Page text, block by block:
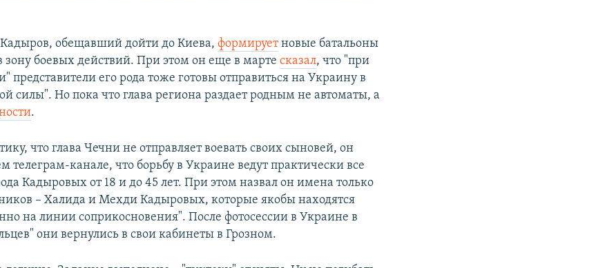
обещавший дойти до Киева,формируетновые батальоны
зону боевых действий. При этом он еще в мартесказал, что "при
представители его рода тоже готовы отправиться на Украину в
силы". Но пока что глава региона раздает родным не автоматы, а
.
что глава Чечни не отправляет воевать своих сыновей, он
телеграм-канале, что борьбу в Украине ведут практически все
Кадыровых от 18 и до 45 лет. При этом назвал он имена только
– Халида и Мехди Кадыровых, которые якобы находятся
на линии соприкосновения". После фотосессии в Украине в
они вернулись в свои кабинеты в Грозном.